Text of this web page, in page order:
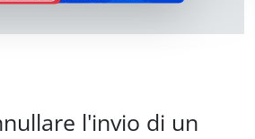
l'invio di un